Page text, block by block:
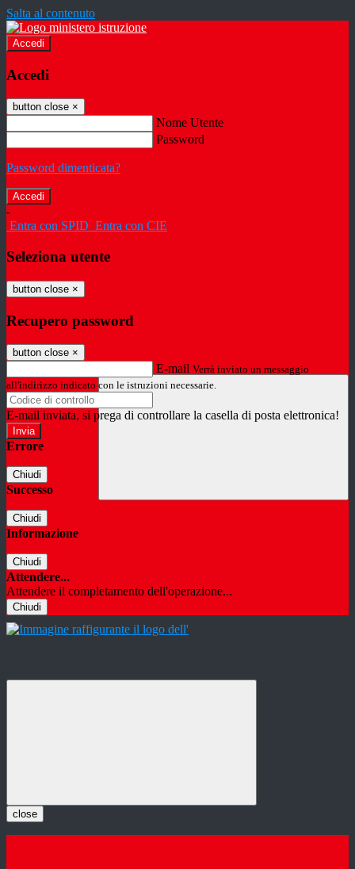
Salta al contenuto
Accedi
Accedi
button close ×
Nome Utente
Password
Password dimenticata?
-
Entra con SPID Entra con CIE
Seleziona utente
button close ×
Recupero password
button close ×
E-mail Verrà inviato un messaggio
all'indirizzo indicato con le istruzioni necessarie.
E-mail inviata, si prega di controllare la casella di posta elettronica!
Errore
Chiudi
Successo
Chiudi
Informazione
Chiudi
Attendere...
Attendere il completamento dell'operazione...
Chiudi
close